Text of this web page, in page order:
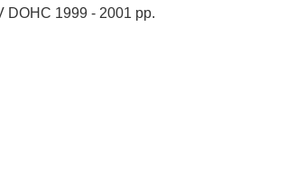
DOHC 1999 - 2001 рр.